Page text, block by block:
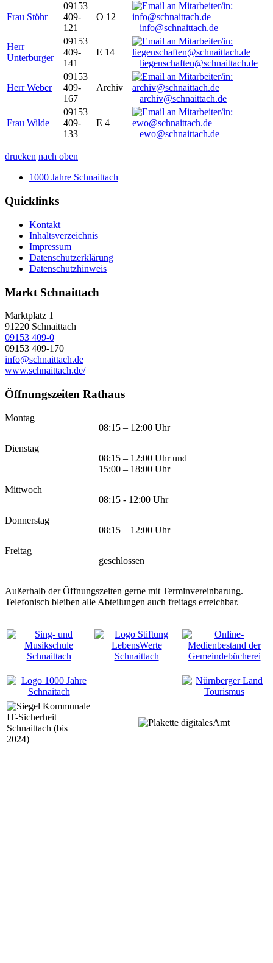
Frau Stöhr
09153
409-
121
O 12
info@schnaittach.de
Herr
Unterburger
09153
409-
141
E 14
liegenschaften@schnaittach.de
Herr Weber
09153
409-
167
Archiv
archiv@schnaittach.de
Frau Wilde
09153
409-
133
E 4
ewo@schnaittach.de
drucken nach oben
1000 Jahre Schnaittach
Quicklinks
Kontakt
Inhaltsverzeichnis
Impressum
Datenschutzerklärung
Datenschutzhinweis
Markt Schnaittach
Marktplatz 1
91220 Schnaittach
09153 409-0
09153 409-170
info@schnaittach.de
www.schnaittach.de/
Öffnungszeiten Rathaus
Montag
08:15 – 12:00 Uhr
Dienstag
08:15 – 12:00 Uhr und
15:00 – 18:00 Uhr
Mittwoch
08:15 - 12:00 Uhr
Donnerstag
08:15 – 12:00 Uhr
Freitag
geschlossen
Außerhalb der Öffnungszeiten gerne mit Terminvereinbarung.
Telefonisch bleiben alle Abteilungen auch freitags erreichbar.